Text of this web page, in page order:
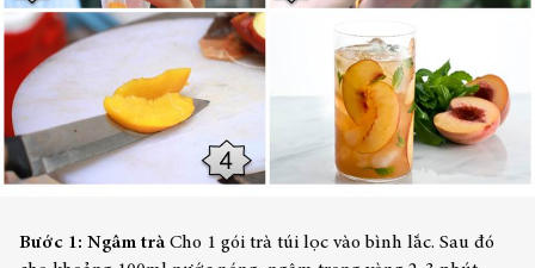
Bước 1: Ngâm trà Cho 1 gói trà túi lọc vào bình lắc. Sau đó